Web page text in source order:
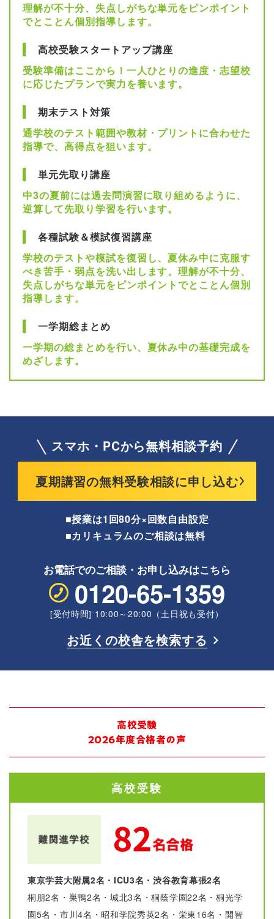
理解が不十分、失点しがちな単元をピンポイント
でとことん個別指導します。
高校受験スタートアップ講座
受験準備はここから！一人ひとりの進度・志望校
に応じたプランで実力を養います。
期末テスト対策
通学校のテスト範囲や教材・プリントに合わせた
指導で、高得点を狙います。
単元先取り講座
中3の夏前には過去問演習に取り組めるように、
逆算して先取り学習を行います。
各種試験＆模試復習講座
学校のテストや模試を復習し、夏休み中に克服す
べき苦手・弱点を洗い出します。理解が不十分、
失点しがちな単元をピンポイントでとことん個別
指導します。
一学期総まとめ
一学期の総まとめを行い、夏休み中の基礎完成を
めざします。
スマホ・PCから無料相談予約
夏期講習の無料受験相談に申し込む
■授業は1回80分×回数自由設定
■カリキュラムのご相談は無料
お電話でのご相談・ お申し込みはこちら
0120-65-1359
[受付時間] 10:00～20:00（土日祝も受付）
お近くの校舎を検索する
高校受験
2026年度合格者の声
高校受験
東京学芸大附属2名・ICU3名・渋谷教育幕張2名
桐朋2名・巣鴨2名・城北3名・桐蔭学園22名・桐光学
園5名・市川4名・昭和学院秀英2名・栄東16名・開智